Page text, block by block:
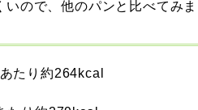
ので、他のパンと比べてみま
り約264kcal